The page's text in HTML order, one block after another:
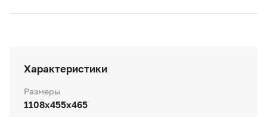
Характеристики
Размеры
1108x455x465